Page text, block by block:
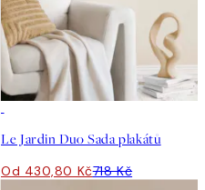
Le Jardin Duo Sada plakátů
Od 430,80 Kč718 Kč